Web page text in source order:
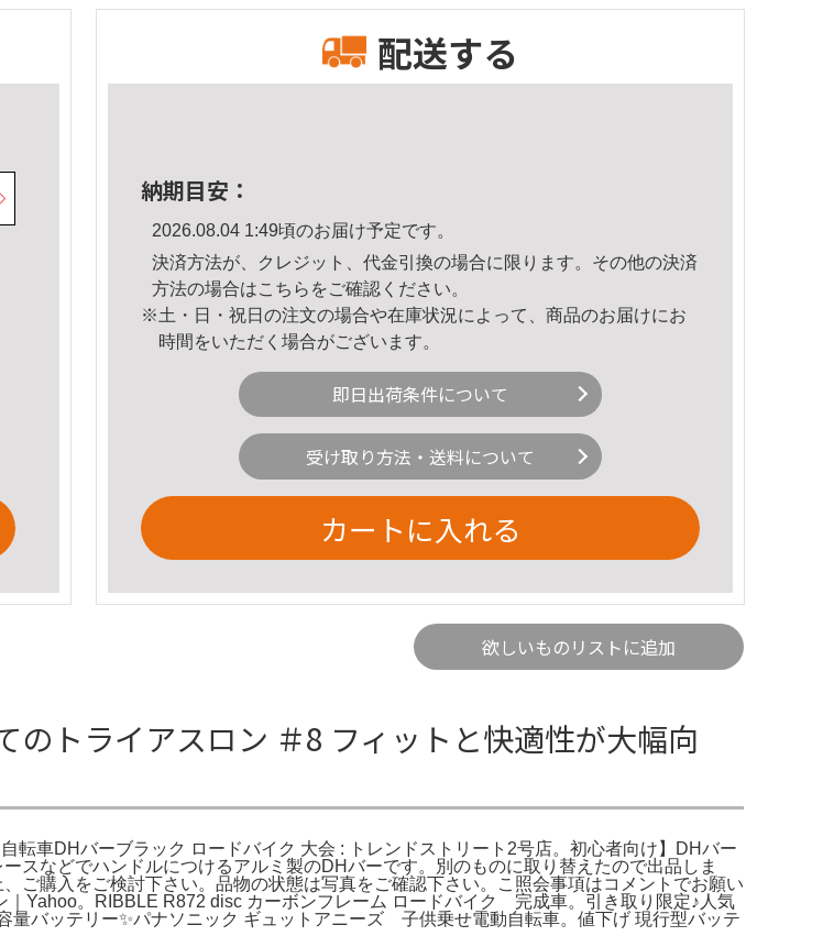
配送する
納期目安：
2026.08.04 1:49頃のお届け予定です。
決済方法が、クレジット、代金引換の場合に限ります。その他の決済
方法の場合はこちら をご確認ください。
※土・日・祝日の注文の場合や在庫状況によって、商品のお届けにお
時間をいただく場合がございます。
即日出荷条件について
受け取り方法・送料について
カートに入れる
欲しいものリストに追加
のトライアスロン ＃8 フィットと快適性が大幅向
転車DHバーブラック ロードバイク 大会 : トレンドストリート2号店。初心者向け】DHバー
スなどでハンドルにつけるアルミ製のDHバーです。別のものに取り替えたので出品しま
ご購入をご検討下さい。品物の状態は写真をご確認下さい。こ照会事項はコメントでお願い
Yahoo。RIBBLE R872 disc カーボンフレーム ロードバイク 完成車。引き取り限定♪人気
量バッテリー✨パナソニック ギュットアニーズ 子供乗せ電動自転車。値下げ 現行型バッテ